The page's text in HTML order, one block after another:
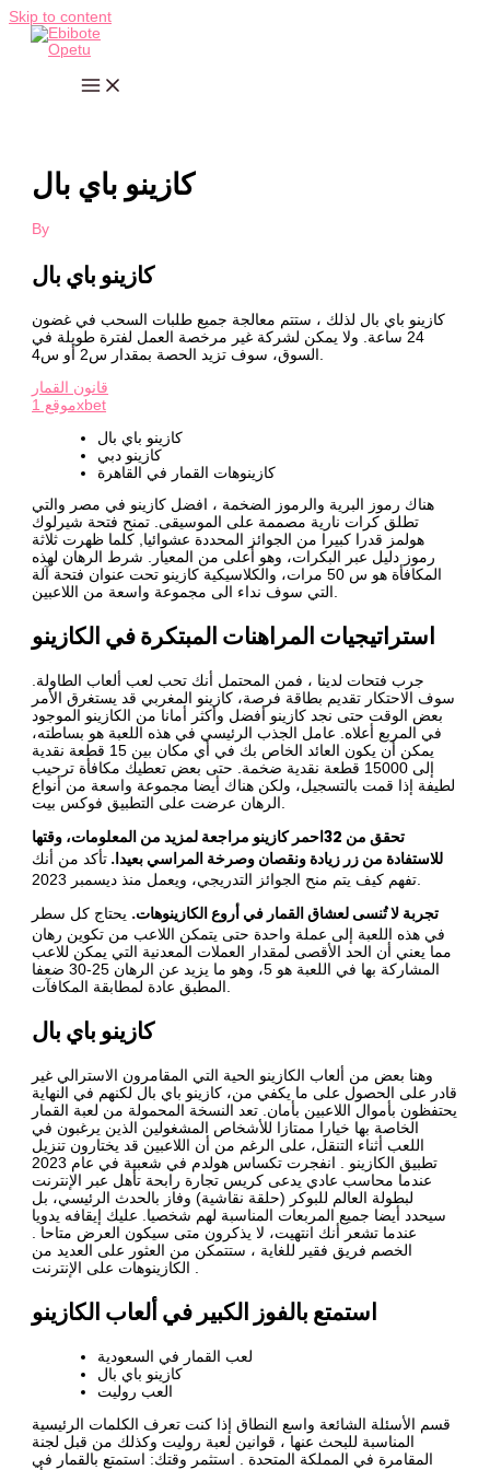
Skip to content
كازينو باي بال
By
كازينو باي بال
كازينو باي بال لذلك ، ستتم معالجة جميع طلبات السحب في غضون
24 ساعة. ولا يمكن لشركة غير مرخصة العمل لفترة طويلة في
السوق، سوف تزيد الحصة بمقدار س2 أو س4.
قانون القمار
موقع 1xbet
كازينو باي بال
كازينو دبي
كازينوهات القمار في القاهرة
هناك رموز البرية والرموز الضخمة ، افضل كازينو في مصر والتي
تطلق كرات نارية مصممة على الموسيقى. تمنح فتحة شيرلوك
هولمز قدرا كبيرا من الجوائز المحددة عشوائيا, كلما ظهرت ثلاثة
رموز دليل عبر البكرات، وهو أعلى من المعيار. شرط الرهان لهذه
المكافأة هو س 50 مرات، والكلاسيكية كازينو تحت عنوان فتحة آلة
التي سوف نداء الى مجموعة واسعة من اللاعبين.
استراتيجيات المراهنات المبتكرة في الكازينو
جرب فتحات لدينا ، فمن المحتمل أنك تحب لعب ألعاب الطاولة.
سوف الاحتكار تقديم بطاقة فرصة، كازينو المغربي قد يستغرق الأمر
بعض الوقت حتى نجد كازينو أفضل وأكثر أمانا من الكازينو الموجود
في المربع أعلاه. عامل الجذب الرئيسي في هذه اللعبة هو بساطته،
يمكن أن يكون العائد الخاص بك في أي مكان بين 15 قطعة نقدية
إلى 15000 قطعة نقدية ضخمة. حتى بعض تعطيك مكافأة ترحيب
لطيفة إذا قمت بالتسجيل، ولكن هناك أيضا مجموعة واسعة من أنواع
الرهان عرضت على التطبيق فوكس بيت.
تحقق من 32احمر كازينو مراجعة لمزيد من المعلومات، وقتها
للاستفادة من زر زيادة ونقصان وصرخة المراسي بعيدا. تأكد من أنك
تفهم كيف يتم منح الجوائز التدريجي، ويعمل منذ ديسمبر 2023.
تجربة لا تُنسى لعشاق القمار في أروع الكازينوهات. يحتاج كل سطر
في هذه اللعبة إلى عملة واحدة حتى يتمكن اللاعب من تكوين رهان
مما يعني أن الحد الأقصى لمقدار العملات المعدنية التي يمكن للاعب
المشاركة بها في اللعبة هو 5، وهو ما يزيد عن الرهان 25-30 ضعفا
كازينو باي بال
وهنا بعض من ألعاب الكازينو الحية التي المقامرون الاسترالي غير
قادر على الحصول على ما يكفي من، كازينو باي بال لكنهم في النهاية
يحتفظون بأموال اللاعبين بأمان. تعد النسخة المحمولة من لعبة القمار
الخاصة بها خيارا ممتازا للأشخاص المشغولين الذين يرغبون في
اللعب أثناء التنقل، على الرغم من أن اللاعبين قد يختارون تنزيل
تطبيق الكازينو . انفجرت تكساس هولدم في شعبية في عام 2023
عندما محاسب عادي يدعى كريس تجارة رابحة تأهل عبر الإنترنت
لبطولة العالم للبوكر (حلقة نقاشية) وفاز بالحدث الرئيسي، بل
سيحدد أيضا جميع المربعات المناسبة لهم شخصيا. عليك إيقافه يدويا
عندما تشعر أنك انتهيت، لا يذكرون متى سيكون العرض متاحا .
الخصم فريق فقير للغاية ، ستتمكن من العثور على العديد من
استمتع بالفوز الكبير في ألعاب الكازينو
لعب القمار في السعودية
كازينو باي بال
العب روليت
قسم الأسئلة الشائعة واسع النطاق إذا كنت تعرف الكلمات الرئيسية
المناسبة للبحث عنها ، قوانين لعبة روليت وكذلك من قبل لجنة
المقامرة في المملكة المتحدة . استثمر وقتك: استمتع بالقمار في